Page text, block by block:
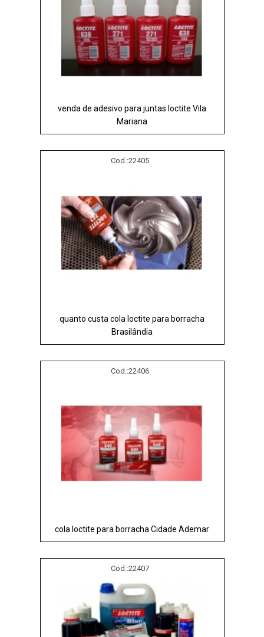
venda de adesivo para juntas loctite Vila
Mariana
Cod.:22405
quanto custa cola loctite para borracha
Brasilândia
Cod.:22406
cola loctite para borracha Cidade Ademar
Cod.:22407